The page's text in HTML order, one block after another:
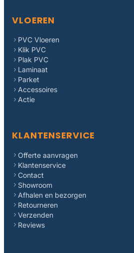
VLOEREN
PVC Vloeren
Klik PVC
Plak PVC
Laminaat
Parket
Accessoires
Actie
KLANTENSERVICE
Offerte aanvragen
Klantenservice
Contact
Showroom
Afhalen en bezorgen
Retourneren
Verzenden
Reviews